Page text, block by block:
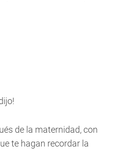
de la maternidad, con
te hagan recordar la